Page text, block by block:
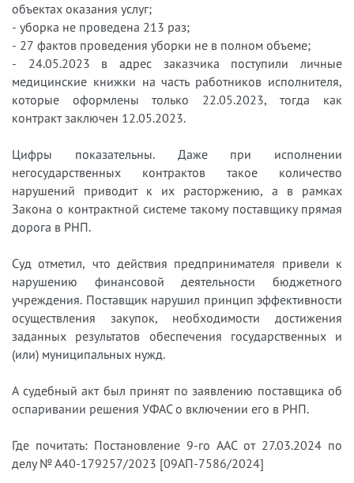
объектах оказания услуг;
- уборка не проведена 213 раз;
- 27 фактов проведения уборки не в полном объеме;
- 24.05.2023 в адрес заказчика поступили личные
медицинские книжки на часть работников исполнителя,
которые оформлены только 22.05.2023, тогда как
контракт заключен 12.05.2023.
Цифры показательны. Даже при исполнении
негосударственных контрактов такое количество
нарушений приводит к их расторжению, а в рамках
Закона о контрактной системе такому поставщику прямая
дорога в РНП.
Суд отметил, что действия предпринимателя привели к
нарушению финансовой деятельности бюджетного
учреждения. Поставщик нарушил принцип эффективности
осуществления закупок, необходимости достижения
заданных результатов обеспечения государственных и
(или) муниципальных нужд.
А судебный акт был принят по заявлению поставщика об
оспаривании решения УФАС о включении его в РНП.
Где почитать: Постановление 9-го ААС от 27.03.2024 по
делу № А40-179257/2023 [09АП-7586/2024]